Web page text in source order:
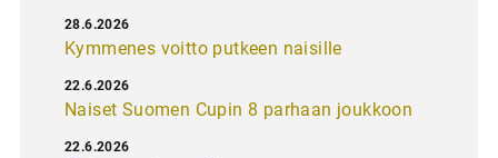
Kymmenes voitto putkeen naisille
28.6.2026
Naiset Suomen Cupin 8 parhaan joukkoon
22.6.2026
22.6.2026